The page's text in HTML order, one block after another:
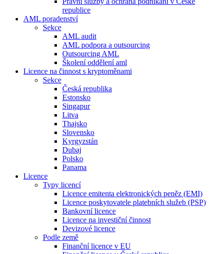
republice
AML poradenství
Sekce
AML audit
AML podpora a outsourcing
Outsourcing AML
Školení oddělení aml
Licence na činnost s kryptoměnami
Sekce
Česká republika
Estonsko
Singapur
Litva
Thajsko
Slovensko
Kyrgyzstán
Dubaj
Polsko
Panama
Licence
Typy licencí
Licence emitenta elektronických peněz (EMI)
Licence poskytovatele platebních služeb (PSP)
Bankovní licence
Licence na investiční činnost
Devizové licence
Podle země
Finanční licence v EU